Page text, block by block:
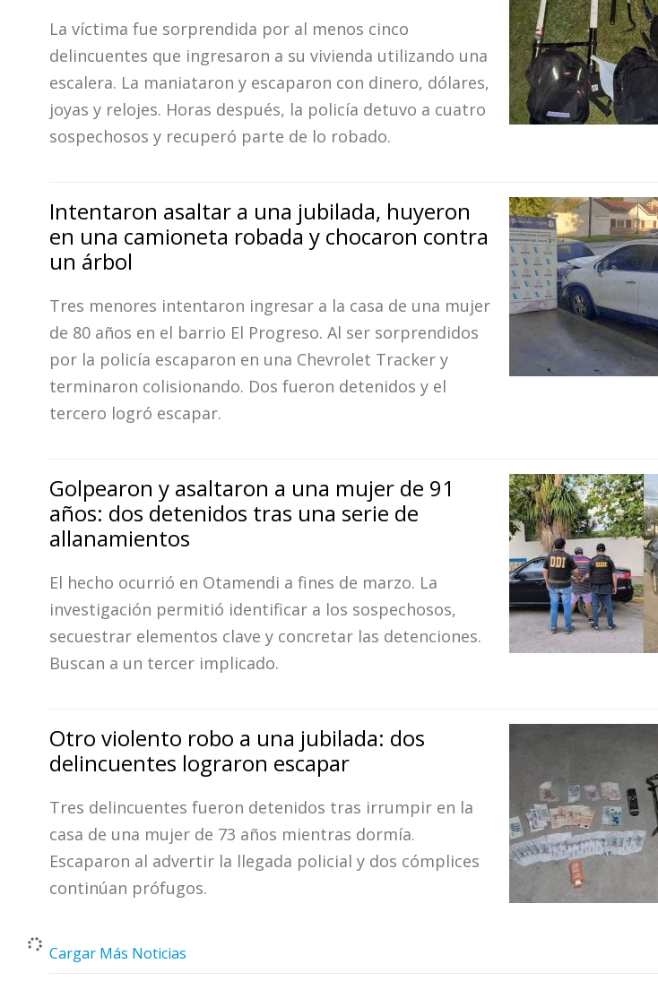
La víctima fue sorprendida por al menos cinco
delincuentes que ingresaron a su vivienda utilizando una
escalera. La maniataron y escaparon con dinero, dólares,
joyas y relojes. Horas después, la policía detuvo a cuatro
sospechosos y recuperó parte de lo robado.
Intentaron asaltar a una jubilada, huyeron
en una camioneta robada y chocaron contra
un árbol
Tres menores intentaron ingresar a la casa de una mujer
de 80 años en el barrio El Progreso. Al ser sorprendidos
por la policía escaparon en una Chevrolet Tracker y
terminaron colisionando. Dos fueron detenidos y el
tercero logró escapar.
Golpearon y asaltaron a una mujer de 91
años: dos detenidos tras una serie de
allanamientos
El hecho ocurrió en Otamendi a fines de marzo. La
investigación permitió identificar a los sospechosos,
secuestrar elementos clave y concretar las detenciones.
Buscan a un tercer implicado.
Otro violento robo a una jubilada: dos
delincuentes lograron escapar
Tres delincuentes fueron detenidos tras irrumpir en la
casa de una mujer de 73 años mientras dormía.
Escaparon al advertir la llegada policial y dos cómplices
continúan prófugos.
Cargar Más Noticias